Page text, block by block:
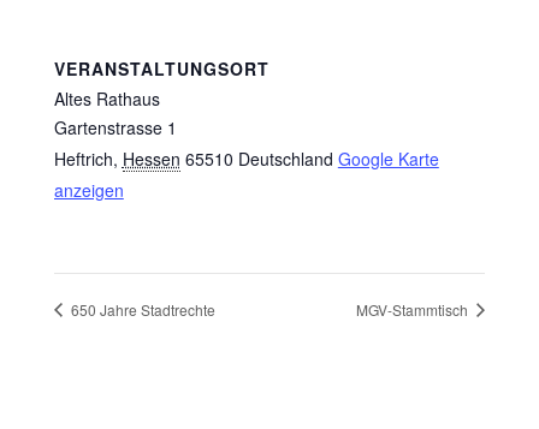
VERANSTALTUNGSORT
Altes Rathaus
Gartenstrasse 1
Heftrich, Hessen 65510 Deutschland Google Karte
anzeigen
650 Jahre Stadtrechte MGV-Stammtisch